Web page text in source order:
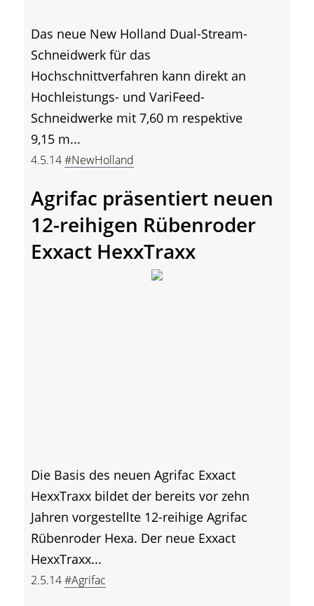
Das neue New Holland Dual-Stream-
Schneidwerk für das
Hochschnittverfahren kann direkt an
Hochleistungs- und VariFeed-
Schneidwerke mit 7,60 m respektive
9,15 m...
4.5.14#NewHolland
Agrifac präsentiert neuen
12-reihigen Rübenroder
Exxact HexxTraxx
Die Basis des neuen Agrifac Exxact
HexxTraxx bildet der bereits vor zehn
Jahren vorgestellte 12-reihige Agrifac
Rübenroder Hexa. Der neue Exxact
HexxTraxx...
2.5.14#Agrifac